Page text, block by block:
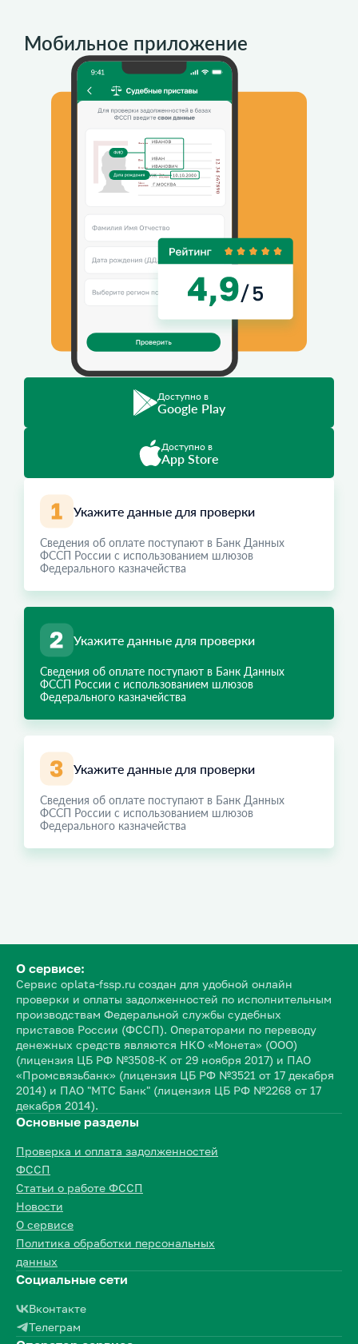
Мобильное приложение
Укажите данные для проверки
Сведения об оплате поступают в Банк Данных
ФССП России с использованием шлюзов
Федерального казначейства
Укажите данные для проверки
Сведения об оплате поступают в Банк Данных
ФССП России с использованием шлюзов
Федерального казначейства
Укажите данные для проверки
Сведения об оплате поступают в Банк Данных
ФССП России с использованием шлюзов
Федерального казначейства
Доступно в
Google Play
Доступно в
App Store
О сервисе:
Сервис oplata-fssp.ru создан для удобной онлайн
проверки и оплаты задолженностей по исполнительным
производствам Федеральной службы судебных
приставов России (ФССП). Операторами по переводу
денежных средств являются НКО «Монета» (ООО)
(лицензия ЦБ РФ №3508-К от 29 ноября 2017) и ПАО
«Промсвязьбанк» (лицензия ЦБ РФ №3521 от 17 декабря
2014) и ПАО "МТС Банк" (лицензия ЦБ РФ №2268 от 17
декабря 2014).
Основные разделы
Проверка и оплата задолженностей
ФССП
Статьи о работе ФССП
Новости
О сервисе
Политика обработки персональных
данных
Социальные сети
Вконтакте
Телеграм